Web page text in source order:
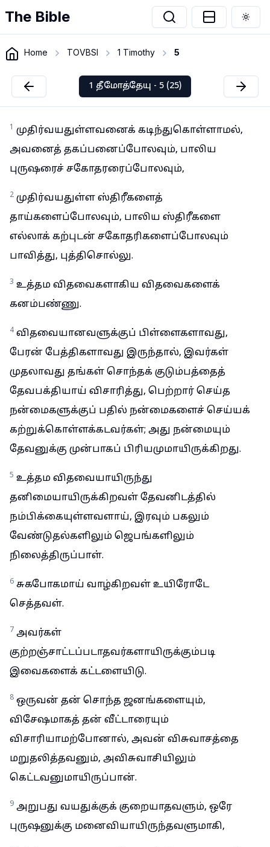
The Bible
Home TOVBSI 1 Timothy 5
1 தீமோத்தேயு - 5 (25)
1 முதிர்வயதுள்ளவனைக் கடிந்துகொள்ளாமல்,
அவனைத் தகப்பனைப்போலவும், பாலிய
புருஷரைச் சகோதரரைப்போலவும்,
2 முதிர்வயதுள்ள ஸ்திரீகளைத்
தாய்களைப்போலவும், பாலிய ஸ்திரீகளை
எல்லாக் கற்புடன் சகோதரிகளைப்போலவும்
பாவித்து, புத்திசொல்லு.
3 உத்தம விதவைகளாகிய விதவைகளைக்
கனம்பண்ணு.
4 விதவையானவளுக்குப் பிள்ளைகளாவது,
பேரன் பேத்திகளாவது இருந்தால், இவர்கள்
முதலாவது தங்கள் சொந்தக் குடும்பத்தைத்
தேவபக்தியாய் விசாரித்து, பெற்றார் செய்த
நன்மைகளுக்குப் பதில் நன்மைகளைச் செய்யக்
கற்றுக்கொள்ளக்கடவர்கள்; அது நன்மையும்
தேவனுக்கு முன்பாகப் பிரியமுமாயிருக்கிறது.
5 உத்தம விதவையாயிருந்து
தனிமையாயிருக்கிறவள் தேவனிடத்தில்
நம்பிக்கையுள்ளவளாய், இரவும் பகலும்
வேண்டுதல்களிலும் ஜெபங்களிலும்
நிலைத்திருப்பாள்.
6 சுகபோகமாய் வாழ்கிறவள் உயிரோடே
செத்தவள்.
7 அவர்கள்
குற்றஞ்சாட்டப்படாதவர்களாயிருக்கும்படி
இவைகளைக் கட்டளையிடு.
8 ஒருவன் தன் சொந்த ஜனங்களையும்,
விசேஷமாகத் தன் வீட்டாரையும்
விசாரியாமற்போனால், அவன் விசுவாசத்தை
மறுதலித்தவனும், அவிசுவாசியிலும்
கெட்டவனுமாயிருப்பான்.
9 அறுபது வயதுக்குக் குறையாதவளும், ஒரே
புருஷனுக்கு மனைவியாயிருந்தவளுமாகி,